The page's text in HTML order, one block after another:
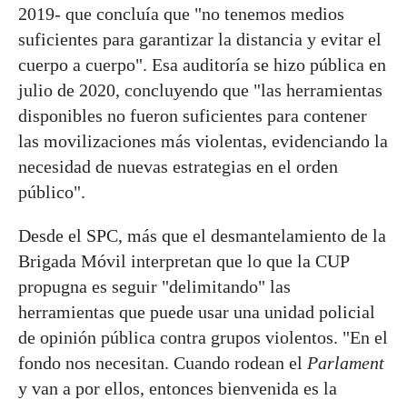
2019- que concluía que "no tenemos medios
suficientes para garantizar la distancia y evitar el
cuerpo a cuerpo". Esa auditoría se hizo pública en
julio de 2020, concluyendo que "las herramientas
disponibles no fueron suficientes para contener
las movilizaciones más violentas, evidenciando la
necesidad de nuevas estrategias en el orden
público".
Desde el SPC, más que el desmantelamiento de la
Brigada Móvil interpretan que lo que la CUP
propugna es seguir "delimitando" las
herramientas que puede usar una unidad policial
de opinión pública contra grupos violentos. "En el
fondo nos necesitan. Cuando rodean el Parlament
y van a por ellos, entonces bienvenida es la